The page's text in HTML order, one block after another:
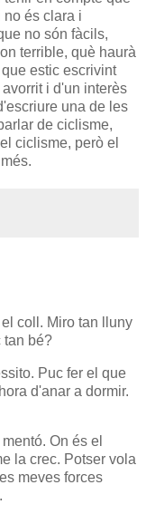
no és clara i
no són fàcils,
terrible, què haurà
estic escrivint
i d'un interès
una de les
de ciclisme,
ciclisme, però el
coll. Miro tan lluny
tan bé?
Puc fer el que
d'anar a dormir.
On és el
la crec. Potser vola
meves forces